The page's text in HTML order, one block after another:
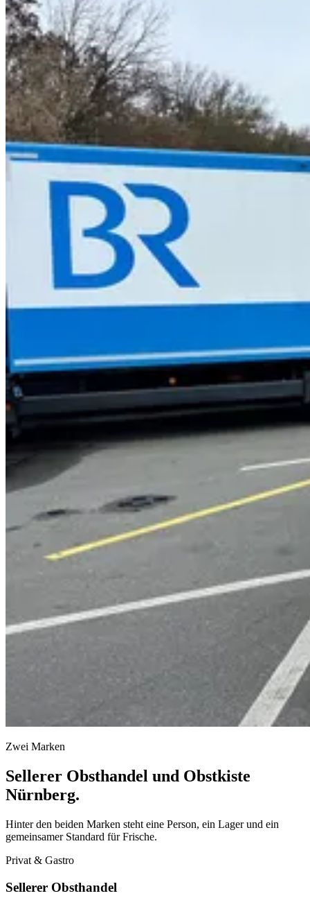
Zwei Marken
Sellerer Obsthandel und Obstkiste
Nürnberg.
Hinter den beiden Marken steht eine Person, ein Lager und ein
gemeinsamer Standard für Frische.
Privat & Gastro
Sellerer Obsthandel